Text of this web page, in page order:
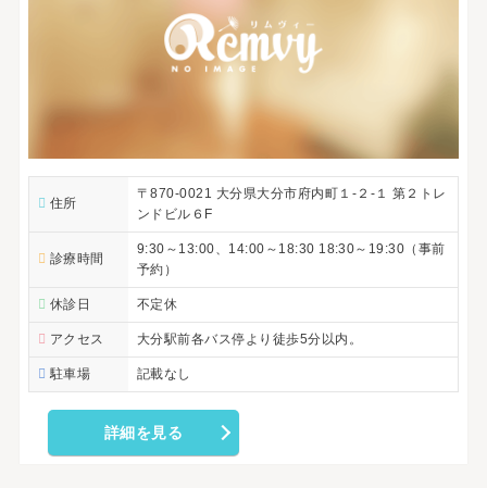
住所
〒870-0021 大分県大分市府内町１-２-１ 第２トレ
ンドビル６F
診療時間
9:30～13:00、14:00～18:30 18:30～19:30（事前
予約）
休診日 不定休
アクセス 大分駅前各バス停より徒歩5分以内。
駐車場 記載なし
詳細を見る